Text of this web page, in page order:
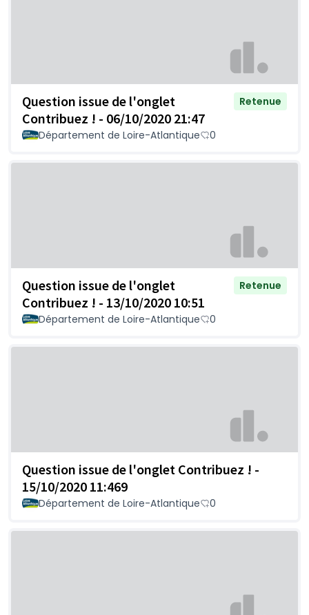
Question issue de l'onglet
Contribuez ! - 06/10/2020 21:47
Retenue
Département de Loire-Atlantique 0
Question issue de l'onglet
Contribuez ! - 13/10/2020 10:51
Retenue
Département de Loire-Atlantique 0
Question issue de l'onglet Contribuez ! -
15/10/2020 11:469
Département de Loire-Atlantique 0